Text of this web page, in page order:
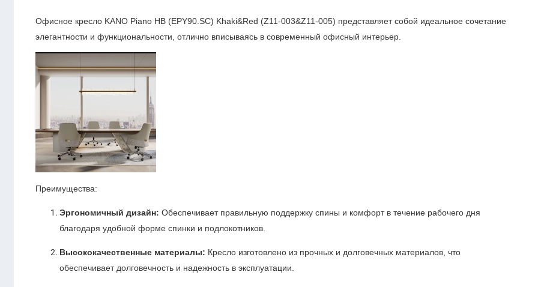
Офисное кресло KANO Piano HB (EPY90.SC) Khaki&Red (Z11-003&Z11-005) представляет собой идеальное сочетание
элегантности и функциональности, отлично вписываясь в современный офисный интерьер.
Преимущества:
Эргономичный дизайн: Обеспечивает правильную поддержку спины и комфорт в течение рабочего дня
благодаря удобной форме спинки и подлокотников.
Высококачественные материалы: Кресло изготовлено из прочных и долговечных материалов, что
обеспечивает долговечность и надежность в эксплуатации.